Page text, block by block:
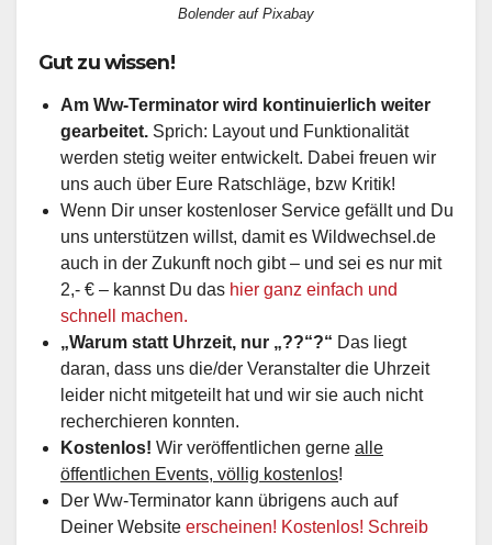
Bolender auf Pixabay
Gut zu wissen!
Am Ww-Terminator wird kontinuierlich weiter
gearbeitet. Sprich: Layout und Funktionalität
werden stetig weiter entwickelt. Dabei freuen wir
uns auch über Eure Ratschläge, bzw Kritik!
Wenn Dir unser kostenloser Service gefällt und Du
uns unterstützen willst, damit es Wildwechsel.de
auch in der Zukunft noch gibt – und sei es nur mit
2,- € – kannst Du das hier ganz einfach und
schnell machen.
„Warum statt Uhrzeit, nur „??“?“ Das liegt
daran, dass uns die/der Veranstalter die Uhrzeit
leider nicht mitgeteilt hat und wir sie auch nicht
recherchieren konnten.
Kostenlos! Wir veröffentlichen gerne alle
öffentlichen Events, völlig kostenlos!
Der Ww-Terminator kann übrigens auch auf
Deiner Website erscheinen! Kostenlos! Schreib